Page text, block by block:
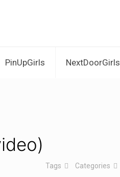
PinUpGirls NextDoorGirls
Categories
Tags